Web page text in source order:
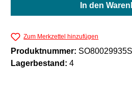
In den
Zum Merkzettel hinzufügen
Produktnummer:
Lagerbestand: 4